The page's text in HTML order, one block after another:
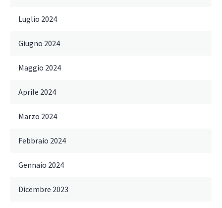
Luglio 2024
Giugno 2024
Maggio 2024
Aprile 2024
Marzo 2024
Febbraio 2024
Gennaio 2024
Dicembre 2023